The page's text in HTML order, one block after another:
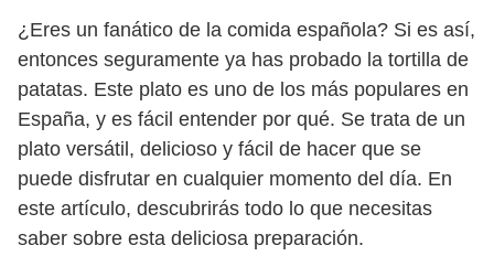
¿Eres un fanático de la comida española? Si es así,
entonces seguramente ya has probado la tortilla de
patatas. Este plato es uno de los más populares en
España, y es fácil entender por qué. Se trata de un
plato versátil, delicioso y fácil de hacer que se
puede disfrutar en cualquier momento del día. En
este artículo, descubrirás todo lo que necesitas
saber sobre esta deliciosa preparación.